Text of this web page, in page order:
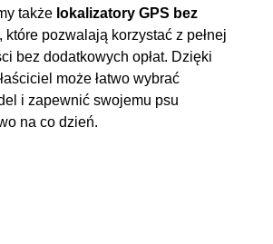
także lokalizatory GPS bez
, które pozwalają korzystać z pełnej
bez dodatkowych opłat. Dzięki
może łatwo wybrać
i zapewnić swojemu psu
na co dzień.